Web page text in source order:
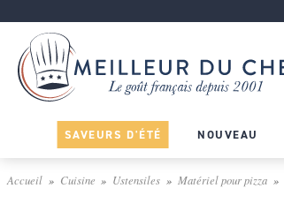
SAVEURS D'ÉTÉ NOUVEAU
Accueil Cuisine Ustensiles Matériel pour pizza